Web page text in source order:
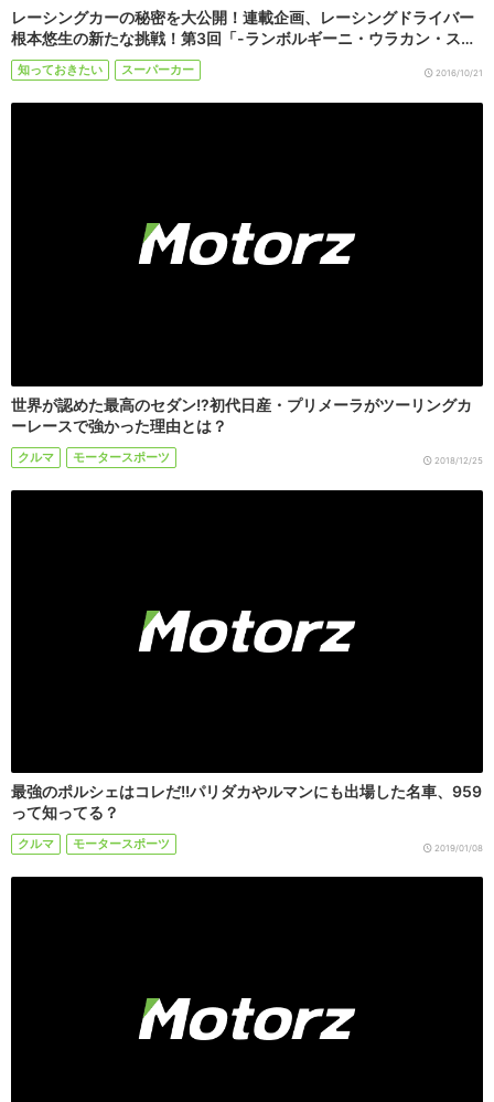
レーシングカーの秘密を大公開！連載企画、レーシングドライバー
根本悠生の新たな挑戦！第3回「-ランボルギーニ・ウラカン・ス…
知っておきたい スーパーカー 2016/10/21
世界が認めた最高のセダン!?初代日産・プリメーラがツーリングカ
ーレースで強かった理由とは？
クルマ モータースポーツ 2018/12/25
最強のポルシェはコレだ!!パリダカやルマンにも出場した名車、959
って知ってる？
クルマ モータースポーツ 2019/01/08